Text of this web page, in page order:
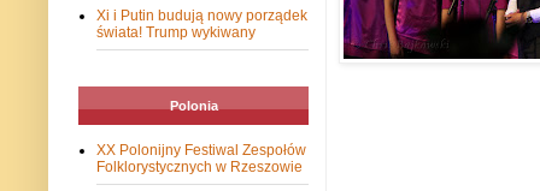
Xi i Putin budują nowy porządek
świata! Trump wykiwany
Polonia
XX Polonijny Festiwal Zespołów
Folklorystycznych w Rzeszowie